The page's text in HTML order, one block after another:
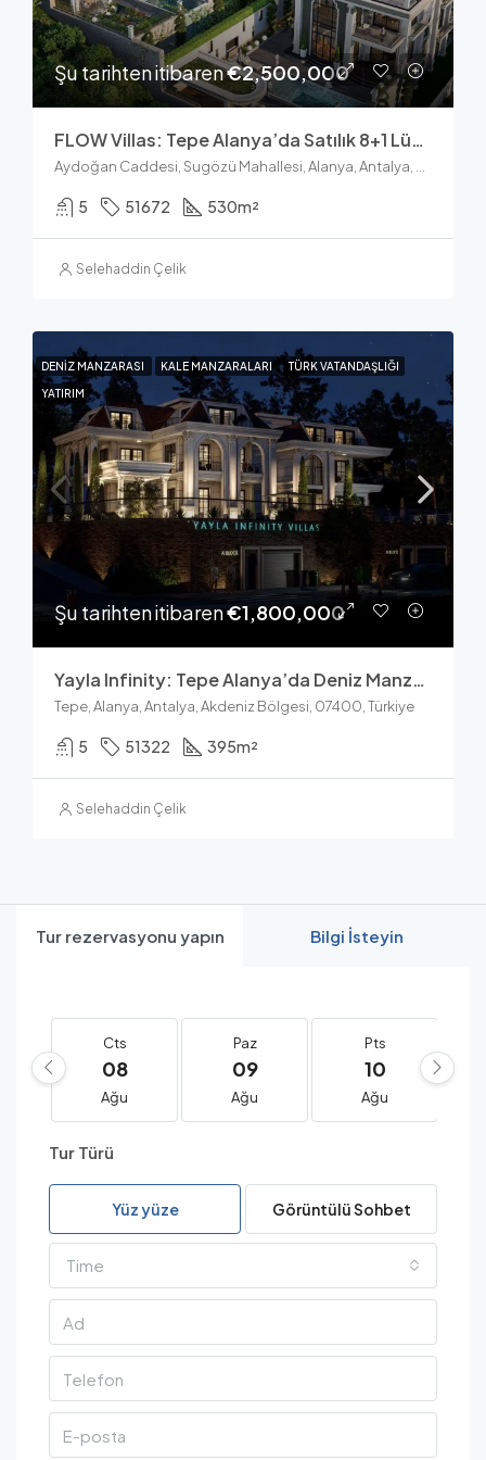
Şu tarihten itibaren€2,500,000
FLOW Villas: Tepe Alanya’da Satılık 8+1 Lüks Villalar
5 51672 530m²
Selehaddin Çelik
DENIZ MANZARASI KALE MANZARALARI TÜRK VATANDAŞLIĞI
YATIRIM
Şu tarihten itibaren€1,800,000
Yayla Infinity: Tepe Alanya’da Deniz Manzaralı Satılık Lüks Villalar
Tepe, Alanya, Antalya, Akdeniz Bölgesi, 07400, Türkiye
5 51322 395m²
Selehaddin Çelik
Tur rezervasyonu yapın Bilgi İsteyin
Cts
08
Ağu
Paz
09
Ağu
Pts
10
Ağu
Tur Türü
Yüz yüze Görüntülü Sohbet
Time